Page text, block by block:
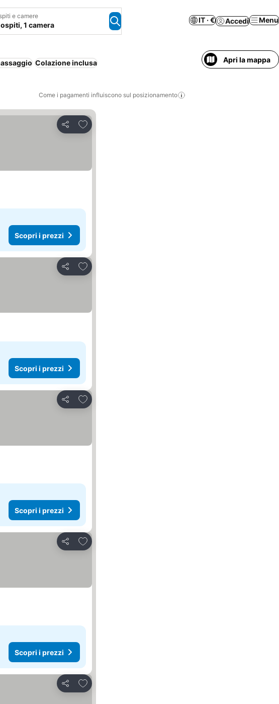
e camere
1 camera
IT · € Accedi Menu
Colazione inclusa Apri la mappa
Come i pagamenti influiscono sul posizionamento
Condividi
Aggiungi ai preferiti
Scopri i prezzi
Condividi
Aggiungi ai preferiti
Scopri i prezzi
Condividi
Aggiungi ai preferiti
Scopri i prezzi
Condividi
Aggiungi ai preferiti
Scopri i prezzi
Condividi
Aggiungi ai preferiti